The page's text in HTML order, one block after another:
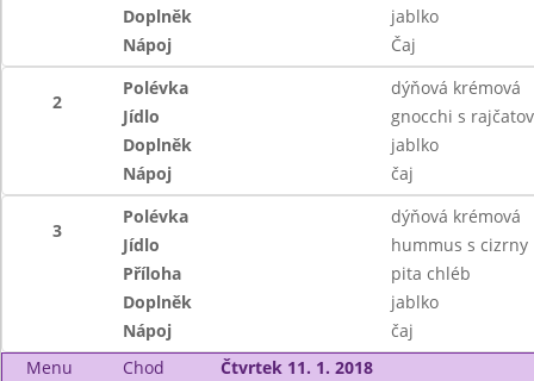
Doplněk
jablko
Nápoj
Čaj
2
Polévka
dýňová krémová
Jídlo
gnocchi s
Doplněk
jablko
Nápoj
čaj
3
Polévka
dýňová krémová
Jídlo
hummus s cizrny
Příloha
pita chléb
Doplněk
jablko
Nápoj
čaj
Menu
Chod
Čtvrtek 11. 1. 2018